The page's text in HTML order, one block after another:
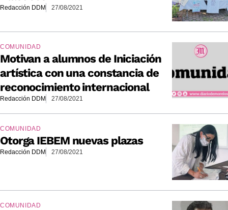
Redacción DDM 27/08/2021
COMUNIDAD
Motivan a alumnos de Iniciación
artística con una constancia de
reconocimiento internacional
Redacción DDM 27/08/2021
COMUNIDAD
Otorga IEBEM nuevas plazas
Redacción DDM 27/08/2021
COMUNIDAD